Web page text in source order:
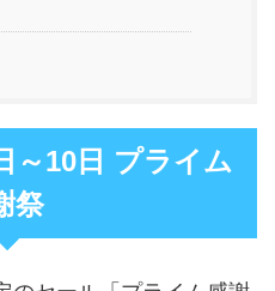
～10日 プライム
祭